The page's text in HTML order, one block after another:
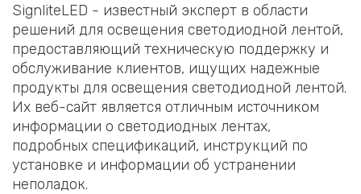
SignliteLED - известный эксперт в области
решений для освещения светодиодной лентой,
предоставляющий техническую поддержку и
обслуживание клиентов, ищущих надежные
продукты для освещения светодиодной лентой.
Их веб-сайт является отличным источником
информации о светодиодных лентах,
подробных спецификаций, инструкций по
установке и информации об устранении
неполадок.